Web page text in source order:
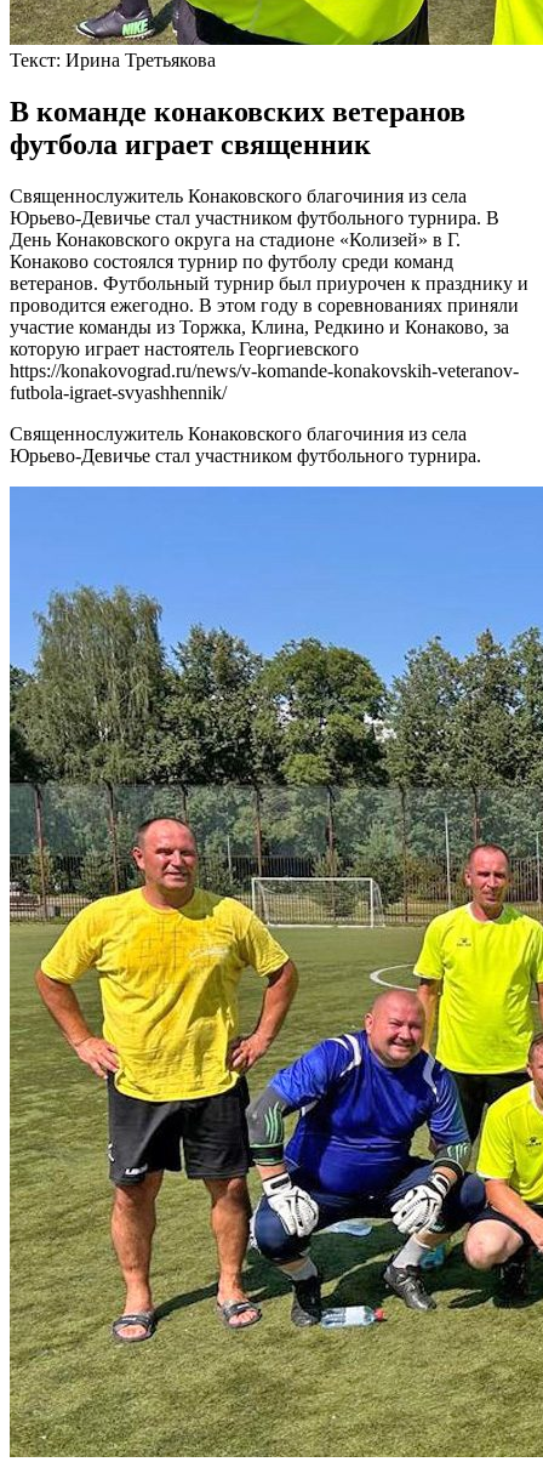
Текст: Ирина Третьякова
В команде конаковских ветеранов
футбола играет священник
Священнослужитель Конаковского благочиния из села
Юрьево-Девичье стал участником футбольного турнира. В
День Конаковского округа на стадионе «Колизей» в Г.
Конаково состоялся турнир по футболу среди команд
ветеранов. Футбольный турнир был приурочен к празднику и
проводится ежегодно. В этом году в соревнованиях приняли
участие команды из Торжка, Клина, Редкино и Конаково, за
которую играет настоятель Георгиевского
https://konakovograd.ru/news/v-komande-konakovskih-veteranov-
futbola-igraet-svyashhennik/
Священнослужитель Конаковского благочиния из села
Юрьево-Девичье стал участником футбольного турнира.